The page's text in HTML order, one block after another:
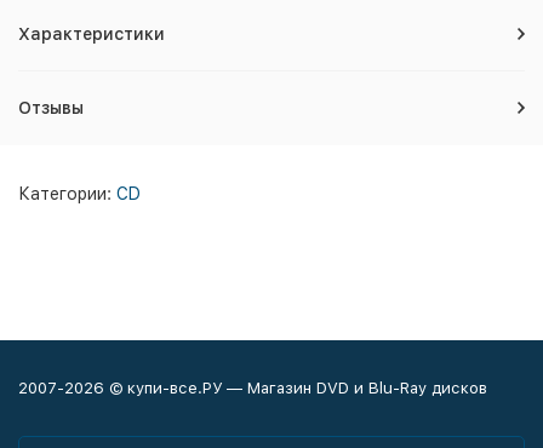
Характеристики
Отзывы
Категории: CD
2007-2026 © купи-все.РУ — Магазин DVD и Blu-Ray дисков